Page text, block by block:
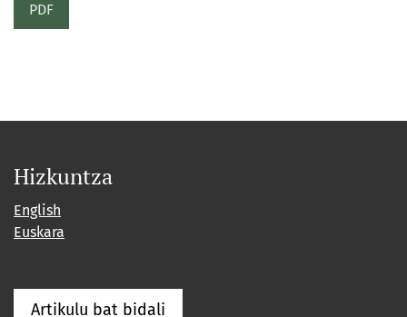
PDF
Hizkuntza
English
Euskara
Artikulu bat bidali